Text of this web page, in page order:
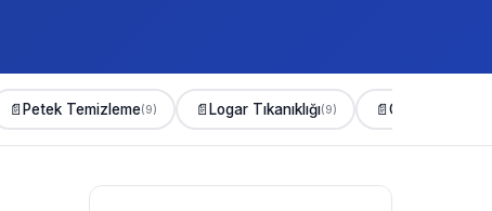
📄Petek Temizleme(9) 📄Logar Tıkanıklığı(9) 📄Gider Açma